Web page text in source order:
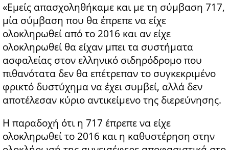
«Εμείς απασχοληθήκαμε και με τη σύμβαση 717,
μία σύμβαση που θα έπρεπε να είχε
ολοκληρωθεί από το 2016 και αν είχε
ολοκληρωθεί θα είχαν μπει τα συστήματα
ασφαλείας στον ελληνικό σιδηρόδρομο που
πιθανότατα δεν θα επέτρεπαν το συγκεκριμένο
φρικτό δυστύχημα να έχει συμβεί, αλλά δεν
αποτέλεσαν κύριο αντικείμενο της διερεύνησης.
Η παραδοχή ότι η 717 έπρεπε να είχε
ολοκληρωθεί το 2016 και η καθυστέρηση στην